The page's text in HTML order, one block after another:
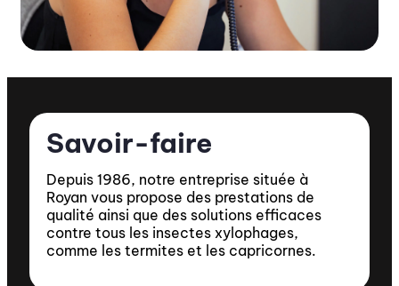
Savoir-faire
Depuis 1986, notre entreprise située à
Royan vous propose des prestations de
qualité ainsi que des solutions efficaces
contre tous les insectes xylophages,
comme les termites et les capricornes.